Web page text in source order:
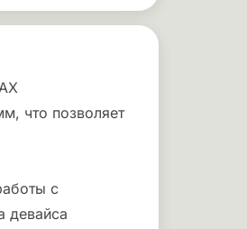
что позволяет
с
девайса